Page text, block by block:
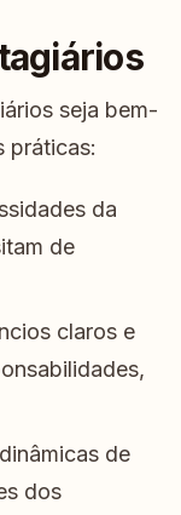
seja bem-
práticas:
da
de
claros e
de
dos